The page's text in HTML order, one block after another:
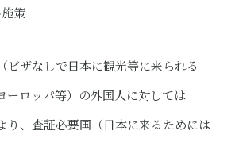
施策
ビザなしで日本に観光等に来られる
ーロッパ等）の外国人に対しては
り、査証必要国（日本に来るためには